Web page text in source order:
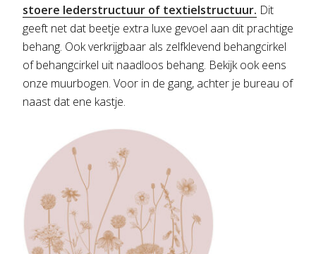
stoere lederstructuur of textielstructuur. Dit
geeft net dat beetje extra luxe gevoel aan dit prachtige
behang. Ook verkrijgbaar als zelfklevend behangcirkel
of behangcirkel uit naadloos behang. Bekijk ook eens
onze muurbogen. Voor in de gang, achter je bureau of
naast dat ene kastje.